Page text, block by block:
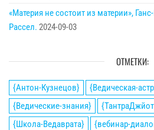
«Материя не состоит из материи»,
Рассел. 2024-09-03
ОТМЕТКИ:
{Антон-Кузнецов}
{Ведическая-
{Ведические-знания}
{Школа-Ведаврата}
{вебинар-